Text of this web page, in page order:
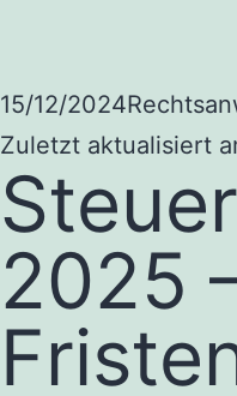
15/12/2024
Zuletzt aktualisiert
2025